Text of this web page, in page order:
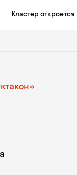
Кластер откроется